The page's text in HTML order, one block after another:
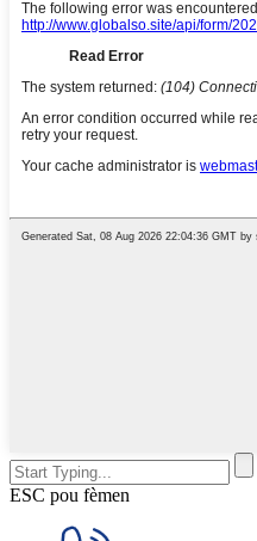
ESC pou fèmen